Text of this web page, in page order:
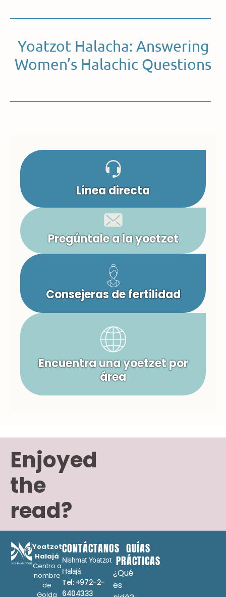
Yoatzot Halacha: Answering
Women’s Halachic Questions
Línea directa
Pregúntale a la yoetzet
Consejeras de fertilidad
Encuentra una yoetzet por
área
Enjoyed
the
read?
Yoatzot
Halajá
Centro a
nombre
de
Golda
CONTÁCTANOS
Nishmat Yoatzot
Halajá
Tel: +972-2-
6404333
GUÍAS
PRÁCTICAS
¿Qué
es